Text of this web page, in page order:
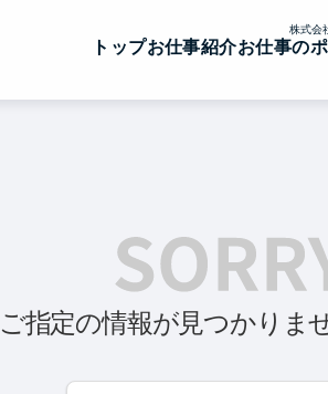
株式会
トップお仕事紹介お仕事の
ご指定の情報が見つかりま